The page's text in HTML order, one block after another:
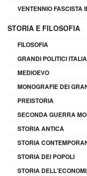
VENTENNIO FASCISTA
STORIA E FILOSOFIA
FILOSOFIA
GRANDI POLITICI
MEDIOEVO
MONOGRAFIE DEI
PREISTORIA
SECONDA GUERRA
STORIA ANTICA
STORIA
STORIA DEI POPOLI
STORIA